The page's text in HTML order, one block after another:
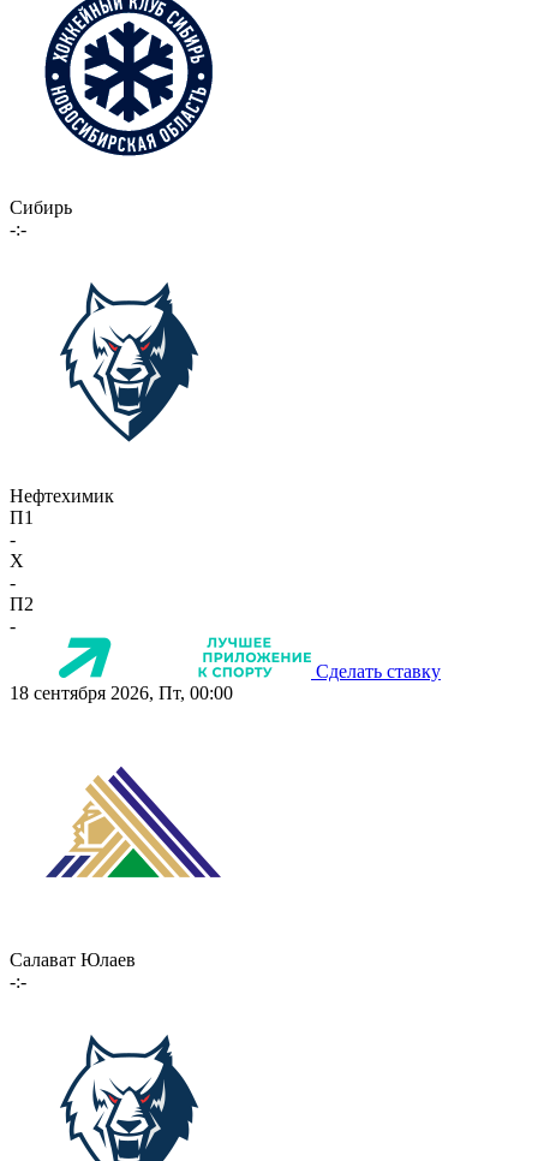
Сибирь
-:-
Нефтехимик
П1
-
X
-
П2
-
Сделать ставку
18 сентября 2026, Пт, 00:00
Салават Юлаев
-:-